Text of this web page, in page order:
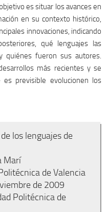
es situar los avances en
en su contexto histórico,
innovaciones, indicando
qué lenguajes las
quiénes fueron sus autores.
más recientes y se
previsible evolucionen los
los lenguajes de
Marí
de Valencia
de 2009
Politécnica de